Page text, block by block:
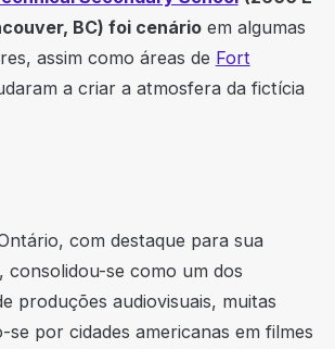
BC) foi cenárioem algumas
assim como áreas de Fort
a criar a atmosfera da fictícia
com destaque para sua
se como um dos
produções audiovisuais, muitas
se por cidades americanas em filmes